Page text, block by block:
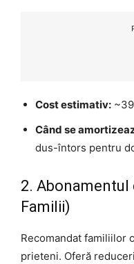
Cost estimativ:
Când se
dus-întors pentru
2. Abonamentul
Familii)
Recomandat familiilor
prieteni. Oferă